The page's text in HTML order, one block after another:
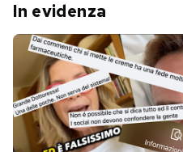
AREA PERSONALE
Entra
In evidenza